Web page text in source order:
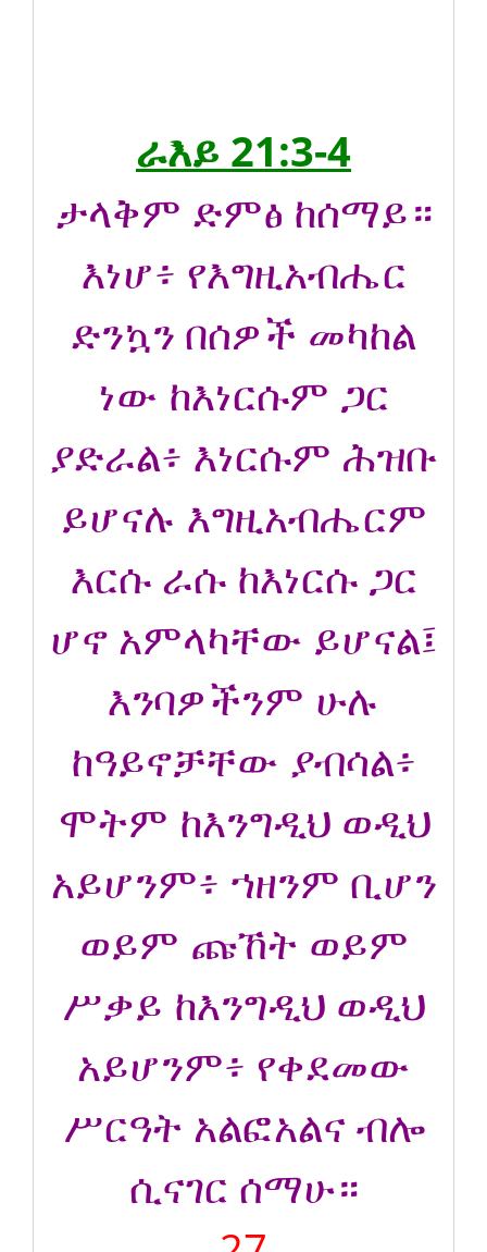
ራእይ 21:3-4
ታላቅም ድምፅ ከሰማይ።
እነሆ፥ የእግዚአብሔር
ድንኳን በሰዎች መካከል
ነው ከእነርሱም ጋር
ያድራል፥ እነርሱም ሕዝቡ
ይሆናሉ እግዚአብሔርም
እርሱ ራሱ ከእነርሱ ጋር
ሆኖ አምላካቸው ይሆናል፤
እንባዎችንም ሁሉ
ከዓይኖቻቸው ያብሳል፥
ሞትም ከእንግዲህ ወዲህ
አይሆንም፥ ኀዘንም ቢሆን
ወይም ጩኸት ወይም
ሥቃይ ከእንግዲህ ወዲህ
አይሆንም፥ የቀደመው
ሥርዓት አልፎአልና ብሎ
ሲናገር ሰማሁ።